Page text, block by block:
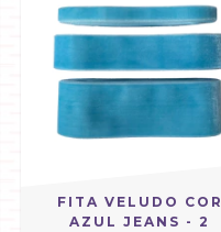
FITA VELUDO COR
AZUL JEANS - 2